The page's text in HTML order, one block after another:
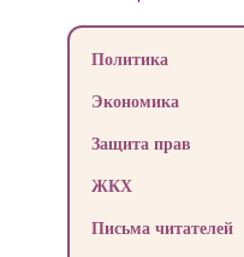
Политика
Экономика
Защита прав
ЖКХ
Письма читателей